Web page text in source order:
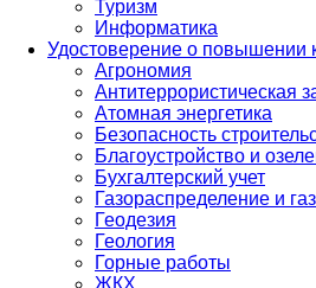
Туризм
Информатика
Удостоверение о повышении
Агрономия
Антитеррористическая
Атомная энергетика
Безопасность
Благоустройство и
Бухгалтерский учет
Газораспределение и
Геодезия
Геология
Горные работы
ЖКХ